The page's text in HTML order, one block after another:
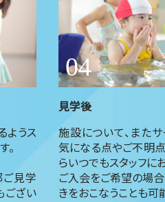
ようス
。
見学
ござい
見学後
施設について、また
気になる点やご不明
らいつでもスタッフに
ご入会をご希望の場
きをおこなうことも可